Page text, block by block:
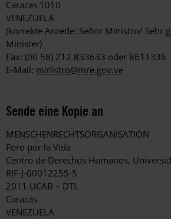
Caracas 1010
VENEZUELA
(korrekte Anrede: Señor Ministro/ Sehr
Minister)
Fax: (00 58) 212 833633 oder 8611336
E-Mail: ministro@mre.gov.ve
Sende eine Kopie an
MENSCHENRECHTSORGANISATION
Foro por la Vida
Centro de Derechos Humanos,
RIF-J-00012255-5
2011 UCAB – DTI,
Caracas
VENEZUELA